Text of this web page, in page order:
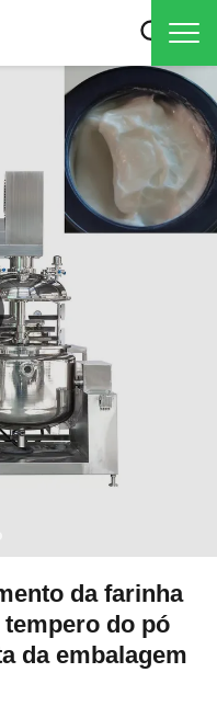
da farinha
do pó
da embalagem